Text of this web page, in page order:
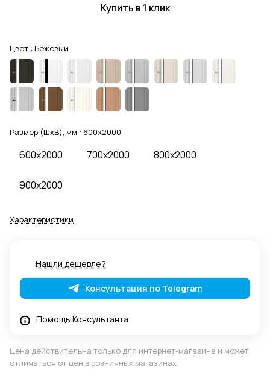
Купить в 1 клик
Цвет : Бежевый
Размер (ШхВ), мм : 600x2000
600x2000 700x2000 800x2000
900x2000
Характеристики
Нашли дешевле?
Консультация по Telegram
Помощь Консультанта
Цена действительна только для интернет-магазина и может
отличаться от цен в розничных магазинах